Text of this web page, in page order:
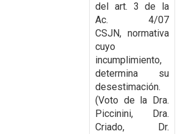
del art. 3 de la
Ac. 4/07
CSJN, normativa
cuyo
incumplimiento,
determina su
desestimación.
(Voto de la Dra.
Piccinini, Dra.
Criado, Dr.